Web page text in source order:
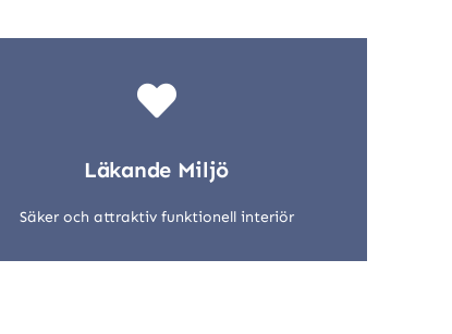
Läkande Miljö
Säker och attraktiv funktionell interiör